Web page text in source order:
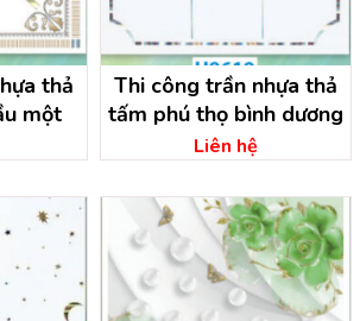
thả
một
Thi công trần nhựa thả
tấm phú thọ bình dương
Liên hệ